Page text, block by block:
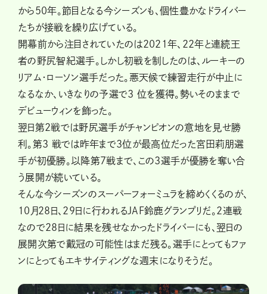
から50年。節目となる今シーズンも、個性豊かなドライバー
たちが接戦を繰り広げている。
開幕前から注目されていたのは2021年、22年と連続王
者の野尻智紀選手。しかし初戦を制したのは、ルーキーの
リアム・ローソン選手だった。悪天候で練習走行が中止に
なるなか、いきなりの予選で3 位を獲得。勢いそのままで
デビューウィンを飾った。
翌日第2戦では野尻選手がチャンピオンの意地を見せ勝
利。第3 戦では昨年まで3位が最高位だった宮田莉朋選
手が初優勝。以降第7戦まで、この3選手が優勝を奪い合
う展開が続いている。
そんな今シーズンのスーパーフォーミュラを締めくくるのが、
10月28日、29日に行われるJAF鈴鹿グランプリだ。2連戦
なので28日に結果を残せなかったドライバーにも、翌日の
展開次第で戴冠の可能性はまだ残る。選手にとってもファ
ンにとってもエキサイティングな週末になりそうだ。